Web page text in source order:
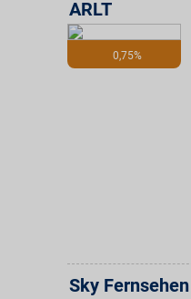
0,75%
ARLT
Sky Fernsehen